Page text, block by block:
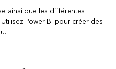
ainsi que les différentes
Power Bi pour créer des